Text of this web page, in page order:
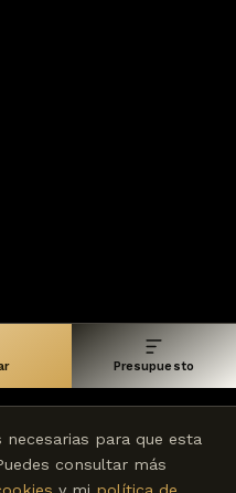
Presupuesto
para que esta
consultar más
y mi política de